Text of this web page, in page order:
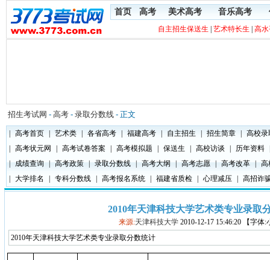
首页 高考 美术高考 音乐高考
自主招生保送生 艺术特长生 高
招生考试网 - 高考 - 录取分数线 - 正文
高考首页 艺术类 各省高考 福建高考 自主招生 招生简章
高校录
高考状元网 高考试卷答案 高考模拟题 保送生 高校访谈 历年资料
成绩查询 高考政策 录取分数线 高考大纲 高考志愿 高考改革
高
大学排名 专科分数线 高考报名系统 福建省质检 心理减压 高招诈
2010年天津科技大学艺术类专业录取
来源:天津科技大学 2010-12-17 15:46:20 【字体:
2010年天津科技大学艺术类专业录取分数统计